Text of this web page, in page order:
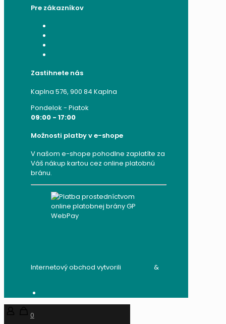
Pre zákazníkov
Zastihnete nás
Kaplna 576, 900 84 Kaplna
Pondelok - Piatok
09:00 - 17:00
Možnosti platby v e-shope
V našom e-shope pohodlne zaplatíte za
Váš nákup kartou cez online platobnú
bránu.
Internetový obchod vytvorili
&
0